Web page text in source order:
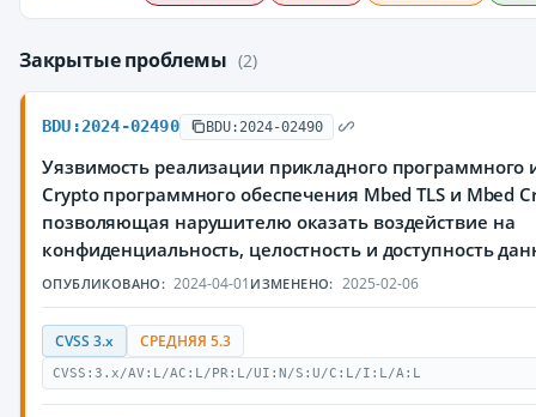
Закрытые проблемы (2)
BDU:2024-02490 BDU:2024-02490
Уязвимость реализации прикладного программного
Crypto программного обеспечения Mbed TLS и Mbed
позволяющая нарушителю оказать воздействие на
конфиденциальность, целостность и доступность
ОПУБЛИКОВАНО: 2024-04-01 ИЗМЕНЕНО: 2025-02-06
CVSS 3.x СРЕДНЯЯ 5.3
CVSS:3.x/AV:L/AC:L/PR:L/UI:N/S:U/C:L/I:L/A:L